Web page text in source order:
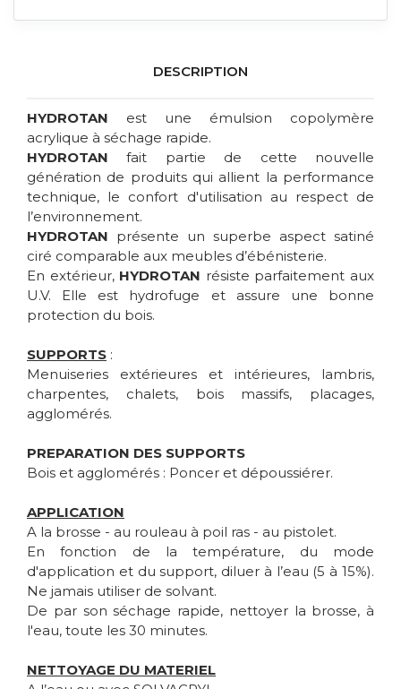
DESCRIPTION
HYDROTAN est une émulsion copolymère
acrylique à séchage rapide.
HYDROTAN fait partie de cette nouvelle
génération de produits qui allient la performance
technique, le confort d'utilisation au respect de
l’environnement.
HYDROTAN présente un superbe aspect satiné
ciré comparable aux meubles d’ébénisterie.
En extérieur, HYDROTAN résiste parfaitement aux
U.V. Elle est hydrofuge et assure une bonne
protection du bois.
SUPPORTS :
Menuiseries extérieures et intérieures, lambris,
charpentes, chalets, bois massifs, placages,
agglomérés.
PREPARATION DES SUPPORTS
Bois et agglomérés : Poncer et dépoussiérer.
APPLICATION
A la brosse - au rouleau à poil ras - au pistolet.
En fonction de la température, du mode
d'application et du support, diluer à l’eau (5 à 15%).
Ne jamais utiliser de solvant.
De par son séchage rapide, nettoyer la brosse, à
l'eau, toute les 30 minutes.
NETTOYAGE DU MATERIEL